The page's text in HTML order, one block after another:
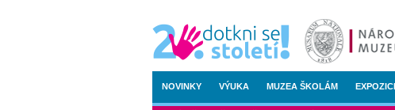
NOVINKY VÝUKA MUZEA ŠKOLÁM